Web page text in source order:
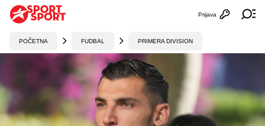
Otvori
Prijava
POČETNA FUDBAL PRIMERA DIVISION